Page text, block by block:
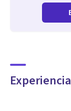
Experiencia